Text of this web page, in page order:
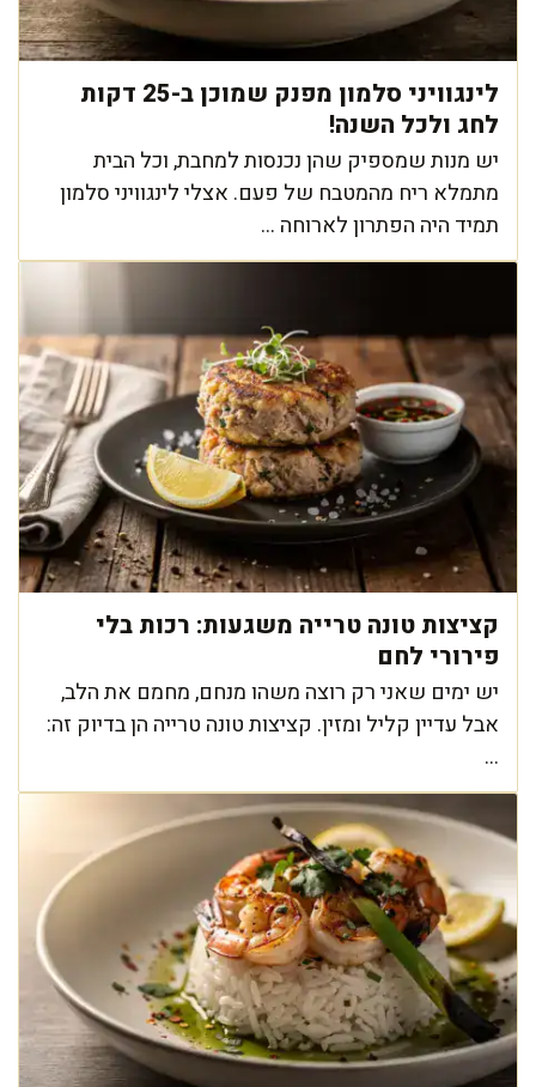
לינגוויני סלמון מפנק שמוכן ב-25 דקות
לחג ולכל השנה!
יש מנות שמספיק שהן נכנסות למחבת, וכל הבית
מתמלא ריח מהמטבח של פעם. אצלי לינגוויני סלמון
תמיד היה הפתרון לארוחה ...
קציצות טונה טרייה משגעות: רכות בלי
פירורי לחם
יש ימים שאני רק רוצה משהו מנחם, מחמם את הלב,
אבל עדיין קליל ומזין. קציצות טונה טרייה הן בדיוק זה:
...